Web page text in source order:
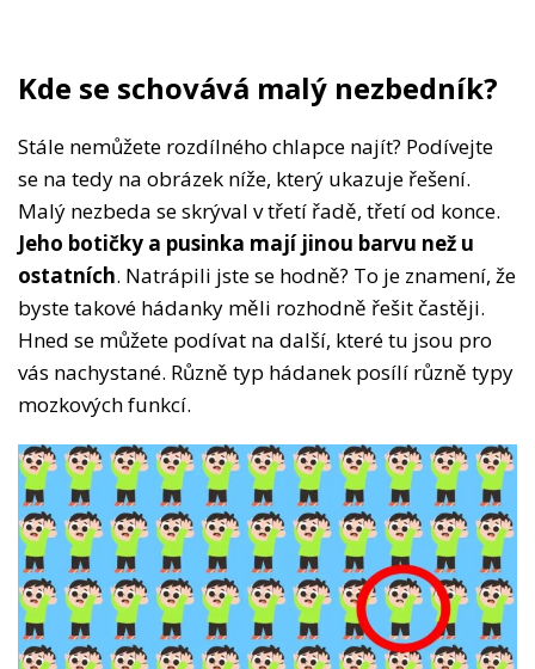
Kde se schovává malý nezbedník?
Stále nemůžete rozdílného chlapce najít? Podívejte
se na tedy na obrázek níže, který ukazuje řešení.
Malý nezbeda se skrýval v třetí řadě, třetí od konce.
Jeho botičky a pusinka mají jinou barvu než u
ostatních. Natrápili jste se hodně? To je znamení, že
byste takové hádanky měli rozhodně řešit častěji.
Hned se můžete podívat na další, které tu jsou pro
vás nachystané. Různě typ hádanek posílí různě typy
mozkových funkcí.